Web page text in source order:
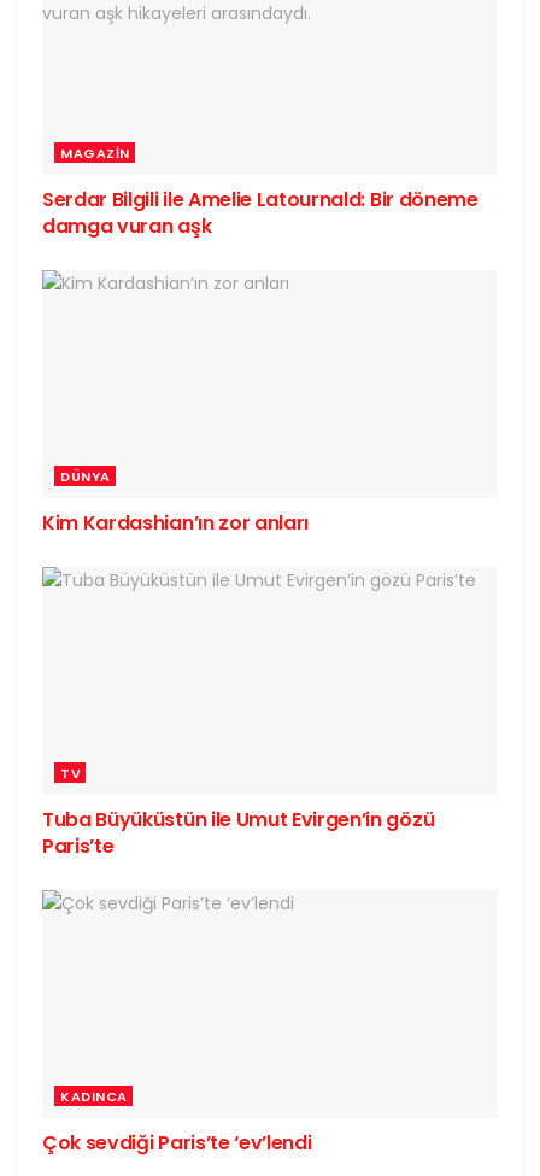
MAGAZIN
Serdar Bilgili ile Amelie Latournald: Bir döneme
damga vuran aşk
DÜNYA
Kim Kardashian’ın zor anları
TV
Tuba Büyüküstün ile Umut Evirgen’in gözü
Paris’te
KADINCA
Çok sevdiği Paris’te ‘ev’lendi